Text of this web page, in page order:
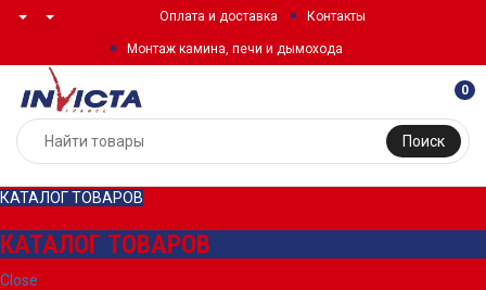
Оплата и доставка Контакты
Монтаж камина, печи и дымохода
Поиск
0
КАТАЛОГ ТОВАРОВ
КАТАЛОГ ТОВАРОВ
Close